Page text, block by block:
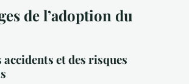
de l’adoption du
accidents et des risques